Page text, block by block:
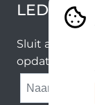
Sluit aan by
opdaterings